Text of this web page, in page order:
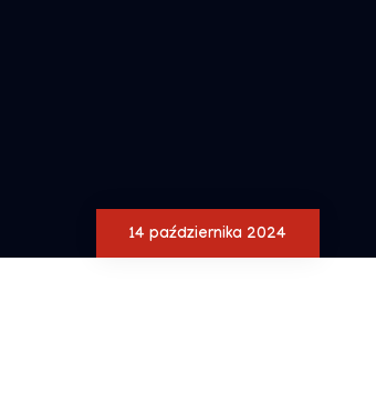
14 października 2024